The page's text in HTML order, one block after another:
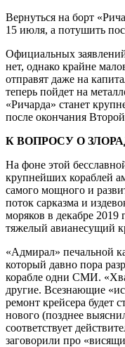
Вернуться на борт
15 июля, а потушить
Официальных
нет, однако крайне
отправят даже на
теперь пойдет на
«Ричарда» станет
после окончания
К ВОПРОСУ О
На фоне этой
крупнейших кораблей
самого мощного и
поток сарказма и
моряков в декабре 2019
тяжелый авианесущий
«Адмирал» печальной
который давно пора
корабле одни СМИ.
другие. Всезнающие
ремонт крейсера будет
нового (позднее
соответствует
заговорили про